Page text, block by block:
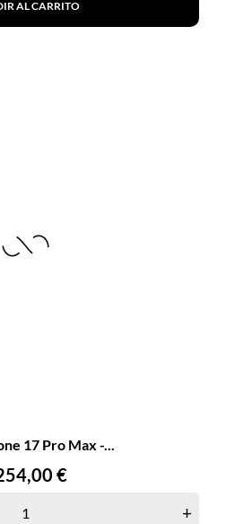
AL CARRITO
17 Pro Max -...
€
+